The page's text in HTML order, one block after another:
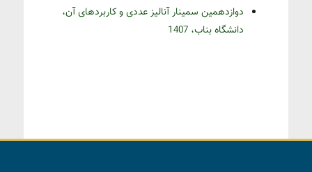
دوازدهمین سمینار آنالیز عددی و کاربردهای آن،
دانشگاه بناب، 1407